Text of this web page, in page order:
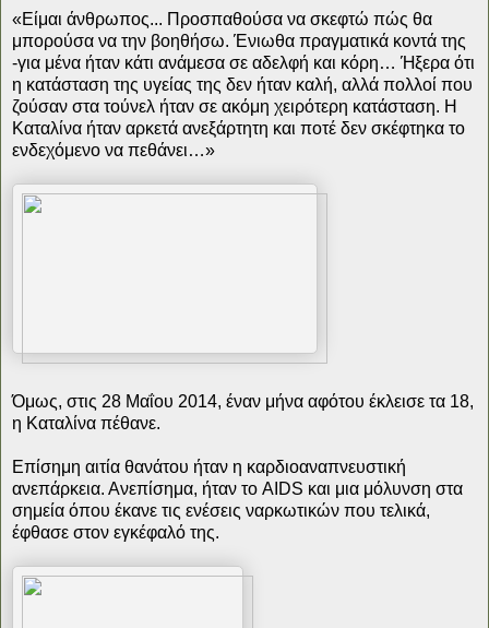
«Είμαι άνθρωπος... Προσπαθούσα να σκεφτώ πώς θα
μπορούσα να την βοηθήσω. Ένιωθα πραγματικά κοντά της
-για μένα ήταν κάτι ανάμεσα σε αδελφή και κόρη… Ήξερα ότι
η κατάσταση της υγείας της δεν ήταν καλή, αλλά πολλοί που
ζούσαν στα τούνελ ήταν σε ακόμη χειρότερη κατάσταση. Η
Καταλίνα ήταν αρκετά ανεξάρτητη και ποτέ δεν σκέφτηκα το
ενδεχόμενο να πεθάνει…»
Όμως, στις 28 Μαΐου 2014, έναν μήνα αφότου έκλεισε τα 18,
η Καταλίνα πέθανε.
Επίσημη αιτία θανάτου ήταν η καρδιοαναπνευστική
ανεπάρκεια. Ανεπίσημα, ήταν το AIDS και μια μόλυνση στα
σημεία όπου έκανε τις ενέσεις ναρκωτικών που τελικά,
έφθασε στον εγκέφαλό της.